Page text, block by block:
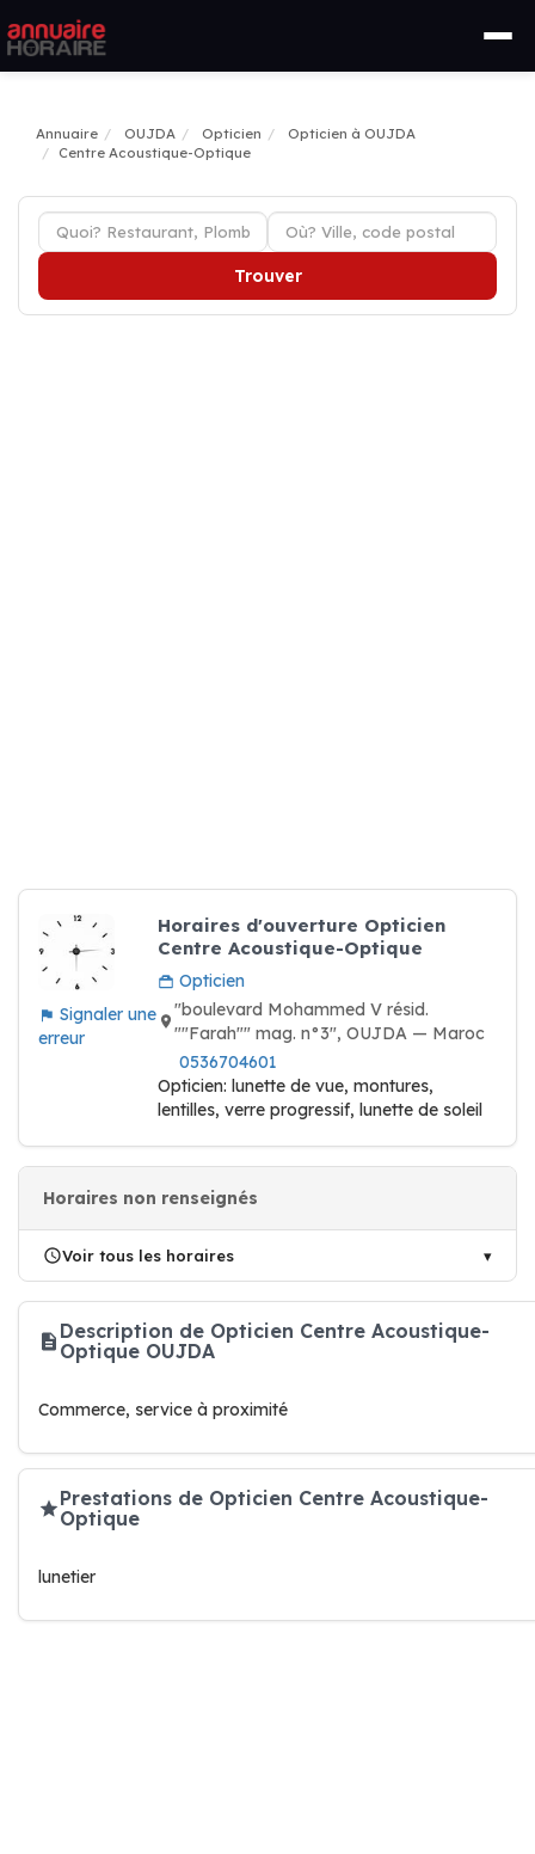
Annuaire OUJDA Opticien
Opticien à OUJDA
Centre Acoustique-Optique
Trouver
Signaler une
erreur
Horaires d'ouverture Opticien
Centre Acoustique-Optique
Opticien
"boulevard Mohammed V résid.
""Farah"" mag. n°3", OUJDA — Maroc
0536704601
Opticien: lunette de vue, montures,
lentilles, verre progressif, lunette de soleil
Horaires non renseignés
Voir tous les horaires
Description de Opticien Centre Acoustique-
Optique OUJDA
Commerce, service à proximité
Prestations de Opticien Centre Acoustique-
Optique
lunetier